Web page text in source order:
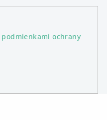
podmienkami ochrany